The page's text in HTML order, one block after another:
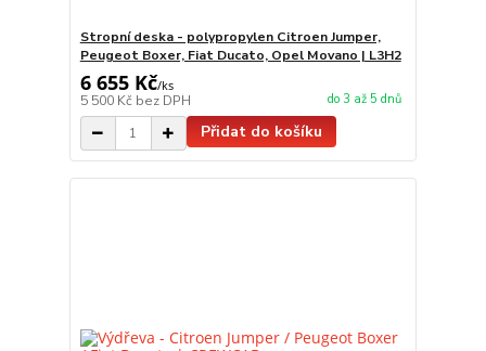
Stropní deska - polypropylen Citroen Jumper,
Peugeot Boxer, Fiat Ducato, Opel Movano | L3H2
6 655 Kč/ks
5 500 Kč bez DPH do 3 až 5 dnů
Přidat do košíku